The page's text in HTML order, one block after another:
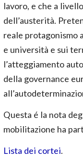
lavoro, e che a
dell’austerità.
reale protagonismo
e università e sui
l’atteggiamento
della governance
Questa é la nota
mobilitazione ha
Lista dei cortei.